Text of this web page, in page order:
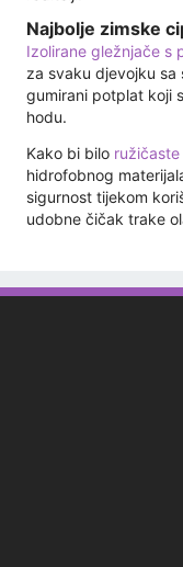
Najbolje zimske
Izolirane gležnjače s
za svaku djevojku sa
gumirani potplat koji
hodu.
Kako bi bilo
hidrofobnog
sigurnost tijekom
udobne čičak trake